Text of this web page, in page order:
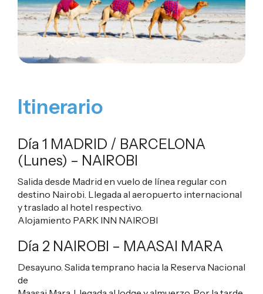
Itinerario
Día 1 MADRID / BARCELONA
(Lunes) – NAIROBI
Salida desde Madrid en vuelo de línea regular con
destino Nairobi. Llegada al aeropuerto internacional
y traslado al hotel respectivo.
Alojamiento PARK INN NAIROBI
Día 2 NAIROBI – MAASAI MARA
Desayuno. Salida temprano hacia la Reserva Nacional
de